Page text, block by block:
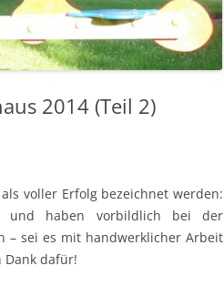
2014 (Teil 2)
voller Erfolg bezeichnet werden:
und haben vorbildlich bei der
– sei es mit handwerklicher Arbeit
Dank dafür!